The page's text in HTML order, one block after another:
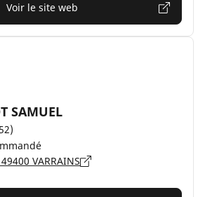
Voir le site web
SAMUEL
VARRAINS